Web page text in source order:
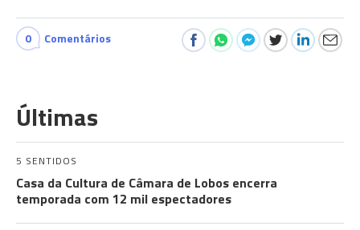
0 Comentários
Últimas
5 SENTIDOS
Casa da Cultura de Câmara de Lobos encerra
temporada com 12 mil espectadores